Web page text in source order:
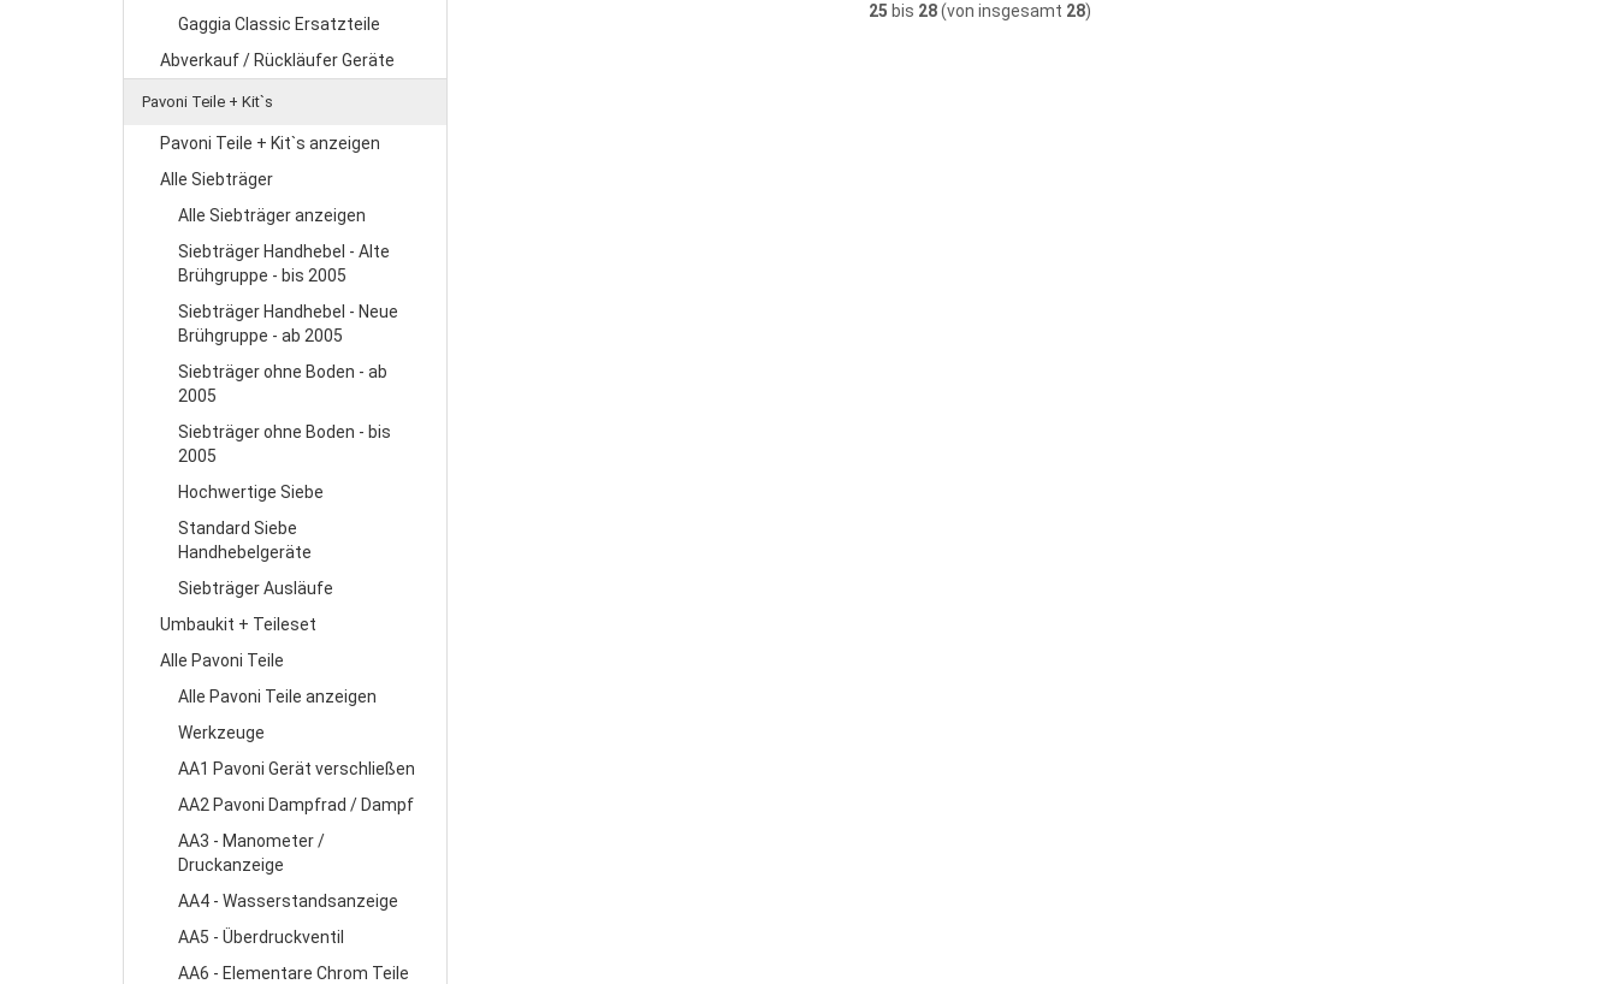
25 bis 28(von insgesamt 28)
Gaggia Classic Ersatzteile
Abverkauf / Rückläufer Geräte
Pavoni Teile + Kit`s
Pavoni Teile + Kit`s anzeigen
Alle Siebträger
Alle Siebträger anzeigen
Siebträger Handhebel - Alte
Brühgruppe - bis 2005
Siebträger Handhebel - Neue
Brühgruppe - ab 2005
Siebträger ohne Boden - ab
2005
Siebträger ohne Boden - bis
2005
Hochwertige Siebe
Standard Siebe
Handhebelgeräte
Siebträger Ausläufe
Umbaukit + Teileset
Alle Pavoni Teile
Alle Pavoni Teile anzeigen
Werkzeuge
AA1 Pavoni Gerät verschließen
AA2 Pavoni Dampfrad / Dampf
AA3 - Manometer /
Druckanzeige
AA4 - Wasserstandsanzeige
AA5 - Überdruckventil
AA6 - Elementare Chrom Teile